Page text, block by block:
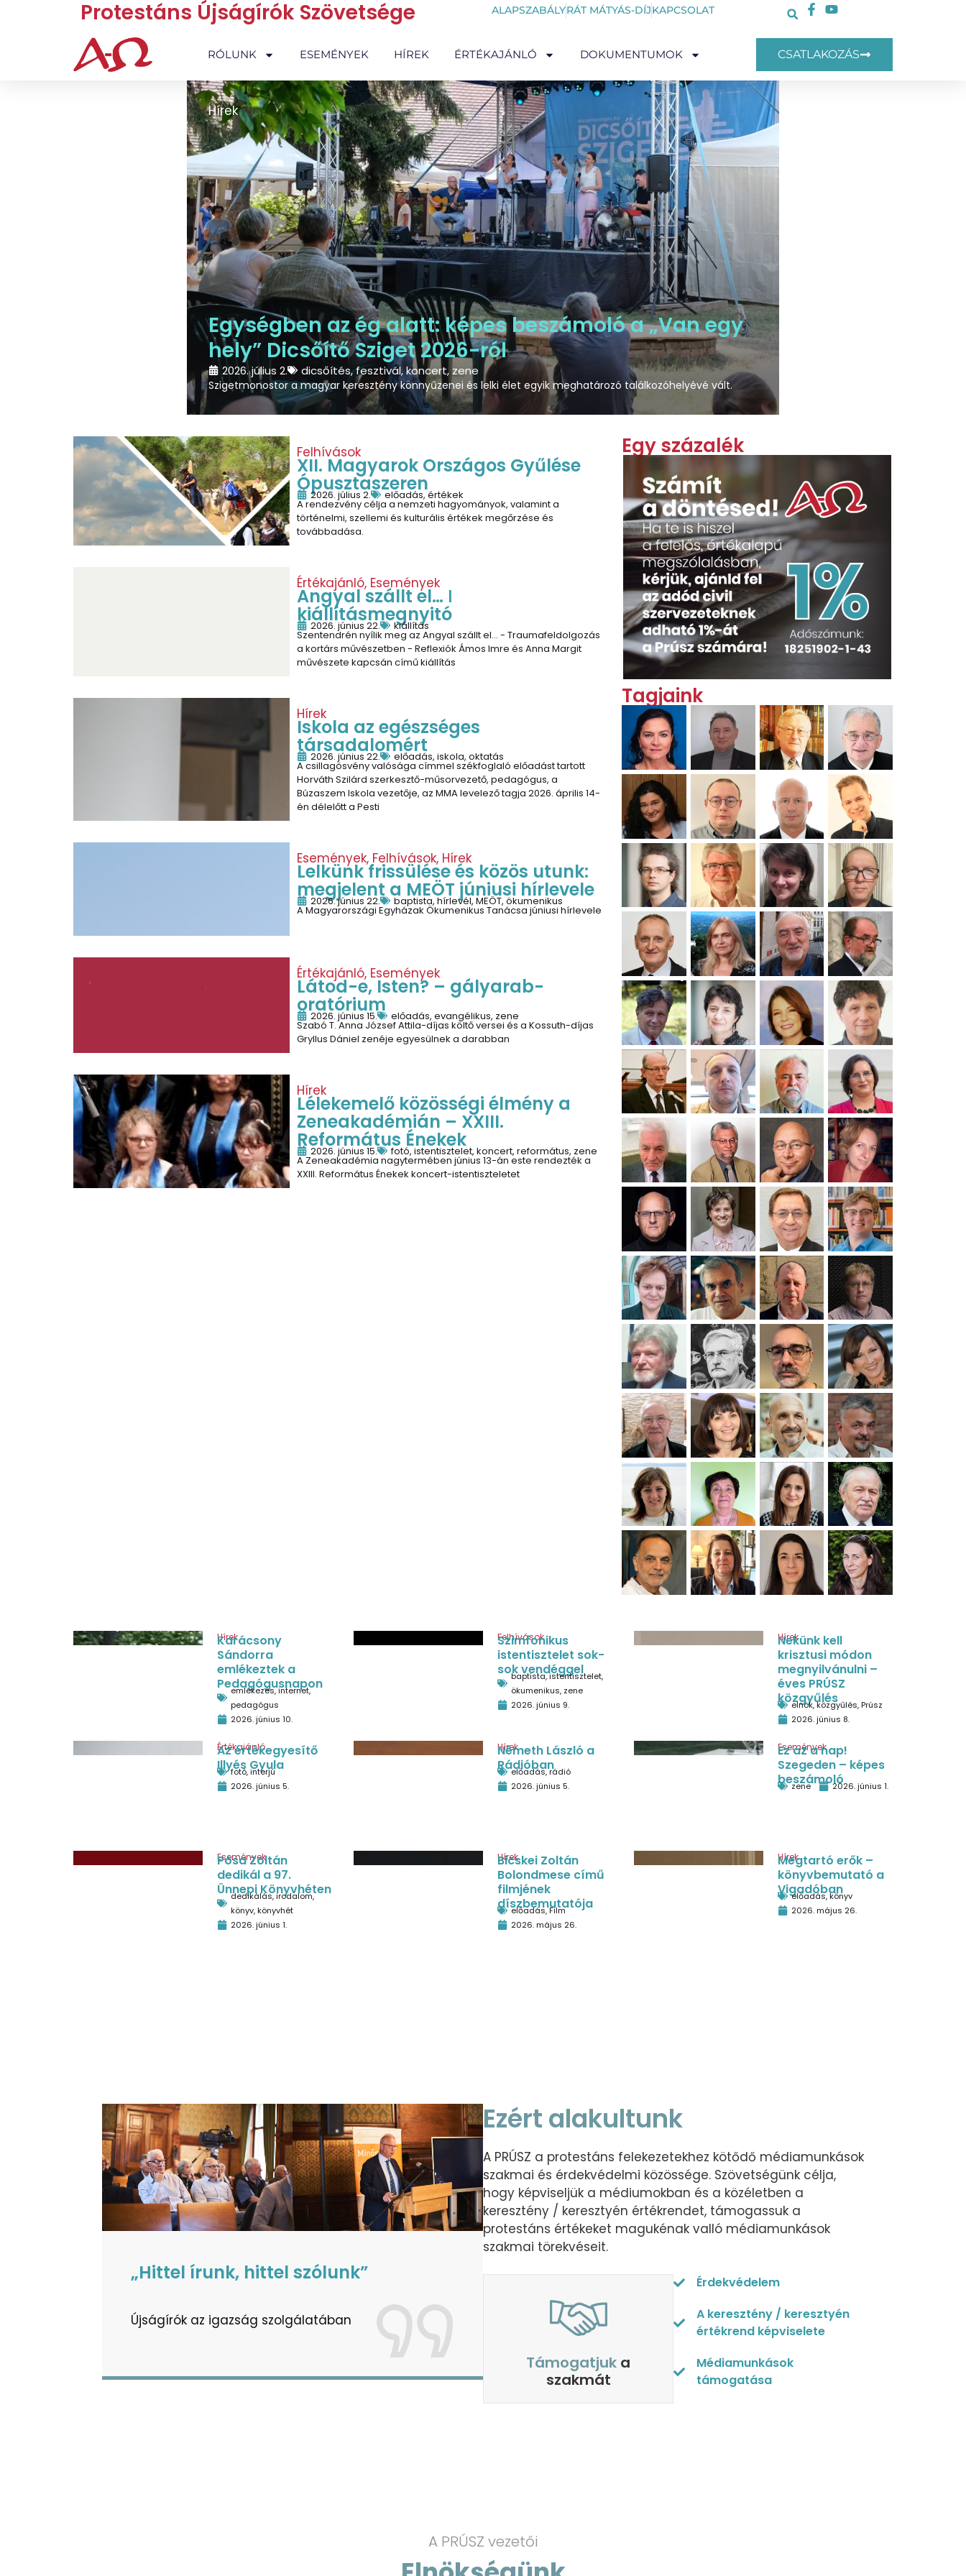
Protestáns Újságírók Szövetsége ALAPSZABÁLYRÁT MÁTYÁS-DÍJKAPCSOLAT
RÓLUNK ESEMÉNYEK HÍREK ÉRTÉKAJÁNLÓ DOKUMENTUMOK CSATLAKOZÁS
Egységben az ég alatt: képes beszámoló a „Van egy
hely” Dicsőítő Sziget 2026-ról
Hírek
2026. július 2. dicsőítés,fesztivál,koncert,zene
Szigetmonostor a magyar keresztény könnyűzenei és lelki élet egyik meghatározó találkozóhelyévé vált.
Felhívások
XII. Magyarok Országos Gyűlése
Ópusztaszeren
2026. július 2. előadás,értékek
A rendezvény célja a nemzeti hagyományok, valamint a
történelmi, szellemi és kulturális értékek megőrzése és
továbbadása.
Értékajánló, Események
Angyal szállt el… ǀ
kiállításmegnyitó
2026. június 22. kiállítás
Szentendrén nyílik meg az Angyal szállt el… - Traumafeldolgozás
a kortárs művészetben - Reflexiók Ámos Imre és Anna Margit
művészete kapcsán című kiállítás
Hírek
Iskola az egészséges
társadalomért
2026. június 22. előadás,iskola,oktatás
A csillagösvény valósága címmel székfoglaló előadást tartott
Horváth Szilárd szerkesztő-műsorvezető, pedagógus, a
Búzaszem Iskola vezetője, az MMA levelező tagja 2026. április 14-
én délelőtt a Pesti
Események, Felhívások, Hírek
Lelkünk frissülése és közös utunk:
megjelent a MEÖT júniusi hírlevele
2026. június 22. baptista,hírlevél,MEÖT,ökumenikus
A Magyarországi Egyházak Ökumenikus Tanácsa júniusi hírlevele
Értékajánló, Események
Látod-e, Isten? – gályarab-
oratórium
2026. június 15. előadás,evangélikus, zene
Szabó T. Anna József Attila-díjas költő versei és a Kossuth-díjas
Gryllus Dániel zenéje egyesülnek a darabban
Hírek
Lélekemelő közösségi élmény a
Zeneakadémián – XXIII.
Református Énekek
2026. június 15. fotó,istentisztelet,koncert,református, zene
A Zeneakadémia nagytermében június 13-án este rendezték a
XXIII. Református Énekek koncert-istentiszteletet
Egy százalék
Tagjaink
Hírek
Karácsony
Sándorra
emlékeztek a
Pedagógusnapon
emlékezés,internet,
pedagógus
2026. június 10.
Felhívások
Szimfonikus
istentisztelet sok-
sok vendéggel
baptista,istentisztelet,
ökumenikus, zene
2026. június 9.
Hírek
Nekünk kell
krisztusi módon
megnyilvánulni –
éves PRÚSZ
közgyűlés
elnök,közgyűlés, Prúsz
2026. június 8.
Értékajánló
Az értékegyesítő
Illyés Gyula
fotó,interjú
2026. június 5.
Hírek
Németh László a
Rádióban
előadás,rádió
2026. június 5.
Események
Ez az a nap!
Szegeden – képes
beszámoló
zene 2026. június 1.
Események
Pósa Zoltán
dedikál a 97.
Ünnepi Könyvhéten
dedikálás,irodalom,
könyv, könyvhét
2026. június 1.
Hírek
Bicskei Zoltán
Bolondmese című
filmjének
díszbemutatója
előadás,Film
2026. május 26.
Hírek
Megtartó erők –
könyvbemutató a
Vigadóban
előadás,könyv
2026. május 26.
„Hittel írunk, hittel szólunk”
Újságírók az igazság szolgálatában
Ezért alakultunk
A PRÚSZ a protestáns felekezetekhez kötődő médiamunkások
szakmai és érdekvédelmi közössége. Szövetségünk célja,
hogy képviseljük a médiumokban és a közéletben a
keresztény / keresztyén értékrendet, támogassuk a
protestáns értékeket magukénak valló médiamunkások
szakmai törekvéseit.
Támogatjuk a
szakmát
Érdekvédelem
A keresztény / keresztyén
értékrend képviselete
Médiamunkások
támogatása
A PRÚSZ vezetői